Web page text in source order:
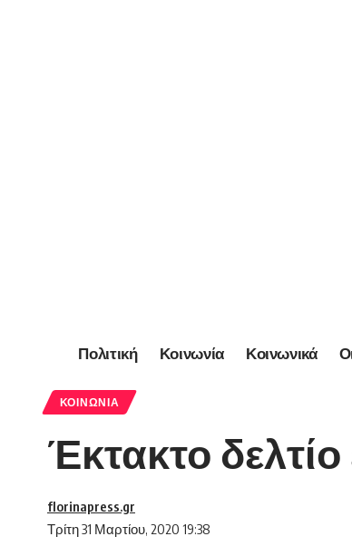
Πολιτική Κοινωνία Κοινωνικά
ΚΟΙΝΩΝΊΑ
Έκτακτο
Τρίτη 31 Μαρτίου, 2020 19:38
florinapress.gr